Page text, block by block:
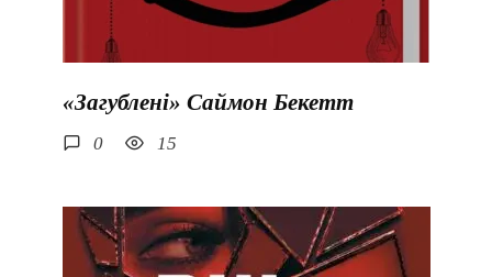
«Загублені» Саймон Бекетт
0 15